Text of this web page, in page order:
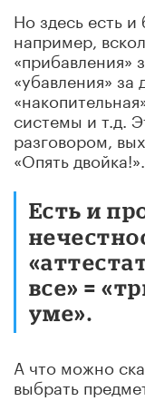
Но здесь есть
например,
«прибавления»
«убавления»
системы и т.д.
разговором,
«Опять двойка!».
Есть и
все» =
уме».
А что можно
выбрать